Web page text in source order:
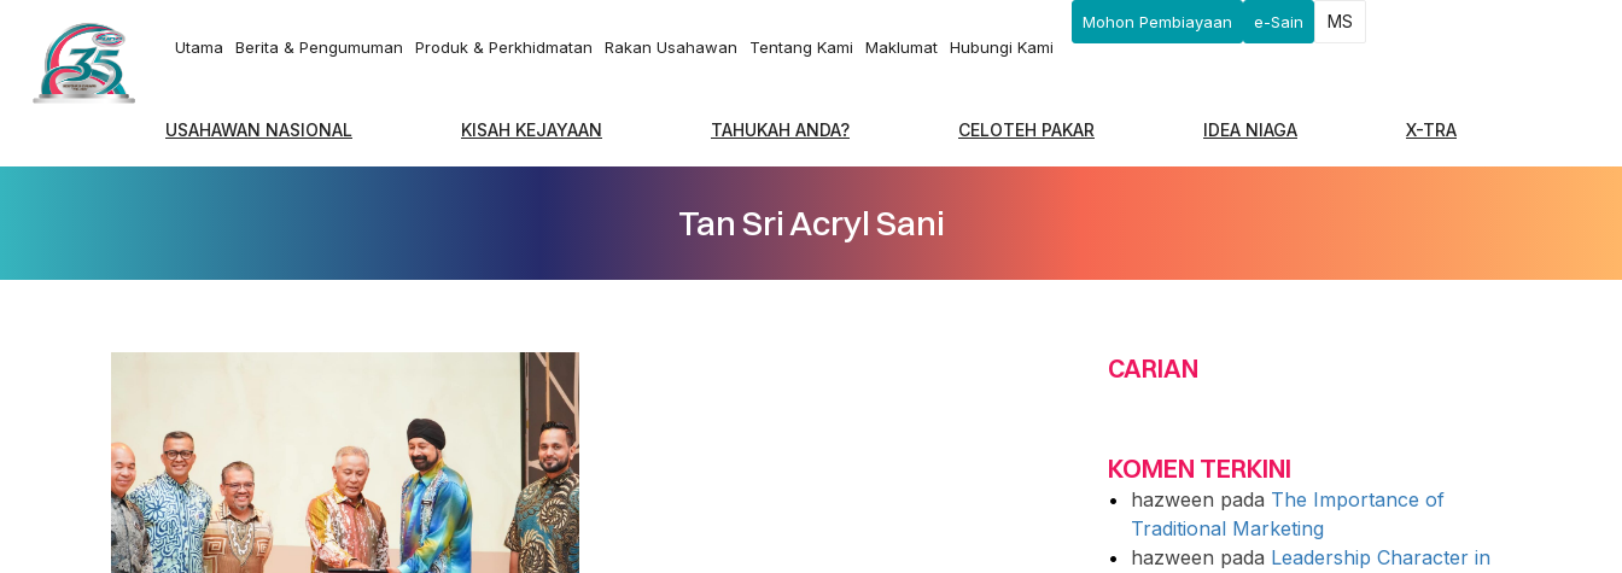
Utama Berita & Pengumuman Produk & Perkhidmatan Rakan Usahawan Tentang Kami Maklumat Hubungi Kami
Mohon Pembiayaan e-Sain MS
USAHAWAN NASIONAL KISAH KEJAYAAN TAHUKAH ANDA? CELOTEH PAKAR IDEA NIAGA X-TRA
Tan Sri Acryl Sani
CARIAN
KOMEN TERKINI
hazween pada The Importance of
Traditional Marketing
hazween pada Leadership Character in